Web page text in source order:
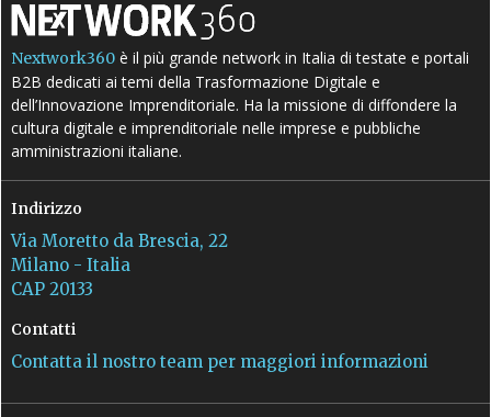
Nextwork360 è il più grande network in Italia di testate e portali
B2B dedicati ai temi della Trasformazione Digitale e
dell’Innovazione Imprenditoriale. Ha la missione di diffondere la
cultura digitale e imprenditoriale nelle imprese e pubbliche
amministrazioni italiane.
Indirizzo
Via Moretto da Brescia, 22
Milano - Italia
CAP 20133
Contatti
Contatta il nostro team per maggiori informazioni